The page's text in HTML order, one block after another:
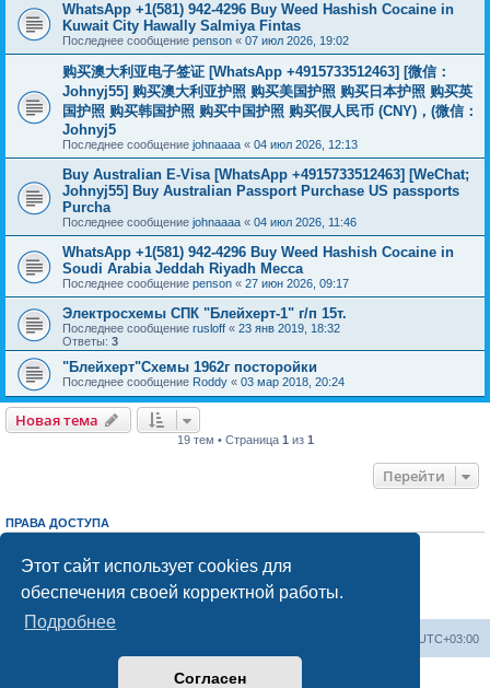
Этот сайт использует cookies для
обеспечения своей корректной работы.
Подробнее
Согласен
WhatsApp +1(581) 942-4296 Buy Weed Hashish Cocaine in
Kuwait City Hawally Salmiya Fintas
Последнее сообщение penson « 07 июл 2026, 19:02
购买澳大利亚电子签证 [WhatsApp +4915733512463] [微信：
Johnyj55] 购买澳大利亚护照 购买美国护照 购买日本护照 购买英
国护照 购买韩国护照 购买中国护照 购买假人民币 (CNY)，(微信：
Johnyj5
Последнее сообщение johnaaaa « 04 июл 2026, 12:13
Buy Australian E-Visa [WhatsApp +4915733512463] [WeChat;
Johnyj55] Buy Australian Passport Purchase US passports
Purcha
Последнее сообщение johnaaaa « 04 июл 2026, 11:46
WhatsApp +1(581) 942-4296 Buy Weed Hashish Cocaine in
Soudi Arabia Jeddah Riyadh Mecca
Последнее сообщение penson « 27 июн 2026, 09:17
Электросхемы СПК "Блейхерт-1" г/п 15т.
Последнее сообщение rusloff « 23 янв 2019, 18:32
Ответы: 3
"Блейхерт"Схемы 1962г посторойки
Последнее сообщение Roddy « 03 мар 2018, 20:24
Новая тема
19 тем • Страница 1 из 1
Перейти
ПРАВА ДОСТУПА
Выне можетеотвечать на сообщения
Выне можетередактировать свои сообщения
Выне можетеудалять свои сообщения
добавлять вложения
UTC+03:00
Создано на основеphpBB® Forum Software © phpBB Limited